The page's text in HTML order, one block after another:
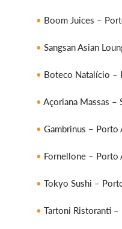
Boom Juices –
Sangsan Asian
Boteco Natalício –
Açoriana Massas –
Gambrinus – Porto
Fornellone – Porto
Tokyo Sushi –
Tartoni Ristoranti